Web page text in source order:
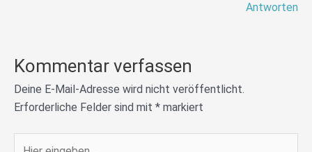
Antworten
Kommentar verfassen
Deine E-Mail-Adresse wird nicht veröffentlicht.
Erforderliche Felder sind mit * markiert